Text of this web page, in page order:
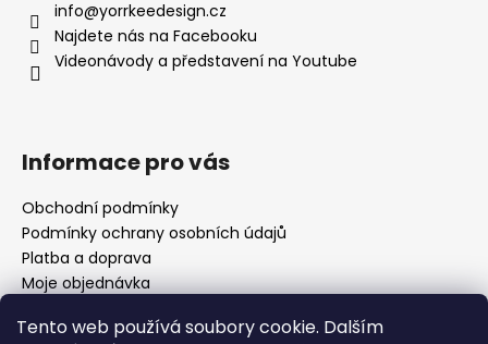
Tento web používá soubory cookie. Dalším
info@yorrkeedesign.cz
Najdete nás na Facebooku
Videonávody a představení na Youtube
Informace pro vás
Obchodní podmínky
Podmínky ochrany osobních údajů
Platba a doprava
Moje objednávka